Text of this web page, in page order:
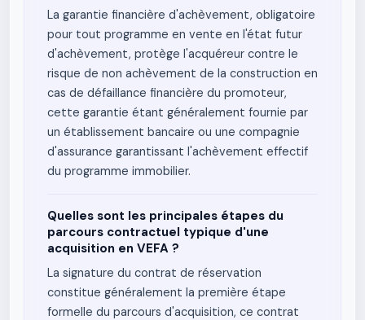
La garantie financière d'achèvement, obligatoire
pour tout programme en vente en l'état futur
d'achèvement, protège l'acquéreur contre le
risque de non achèvement de la construction en
cas de défaillance financière du promoteur,
cette garantie étant généralement fournie par
un établissement bancaire ou une compagnie
d'assurance garantissant l'achèvement effectif
du programme immobilier.
Quelles sont les principales étapes du
parcours contractuel typique d'une
acquisition en VEFA ?
La signature du contrat de réservation
constitue généralement la première étape
formelle du parcours d'acquisition, ce contrat